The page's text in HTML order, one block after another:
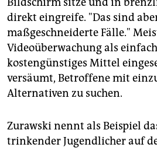
direkt eingreife. "Das sind
maßgeschneiderte Fälle."
Videoüberwachung als
kostengünstiges Mittel
versäumt, Betroffene mit
Alternativen zu suchen.
Zurawski nennt als Beispiel
trinkender Jugendlicher auf